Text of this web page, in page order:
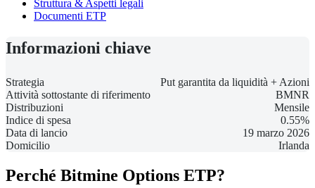
Struttura & Aspetti legali
Documenti ETP
Informazioni chiave
Strategia
Put garantita da liquidità + Azioni
Attività sottostante di riferimento
BMNR
Distribuzioni
Mensile
Indice di spesa
0.55%
Data di lancio
19 marzo 2026
Domicilio
Irlanda
Perché Bitmine Options ETP?